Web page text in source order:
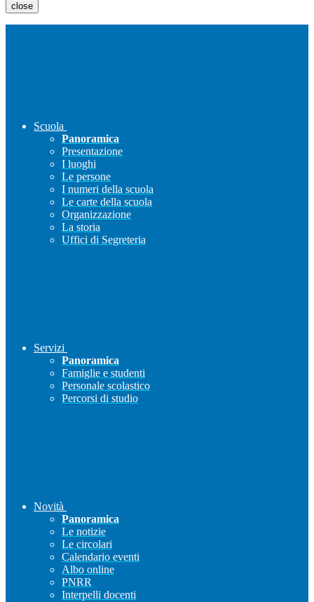
close
Scuola
Panoramica
Presentazione
I luoghi
Le persone
I numeri della scuola
Le carte della scuola
Organizzazione
La storia
Uffici di Segreteria
Servizi
Panoramica
Famiglie e studenti
Personale scolastico
Percorsi di studio
Novità
Panoramica
Le notizie
Le circolari
Calendario eventi
Albo online
PNRR
Interpelli docenti